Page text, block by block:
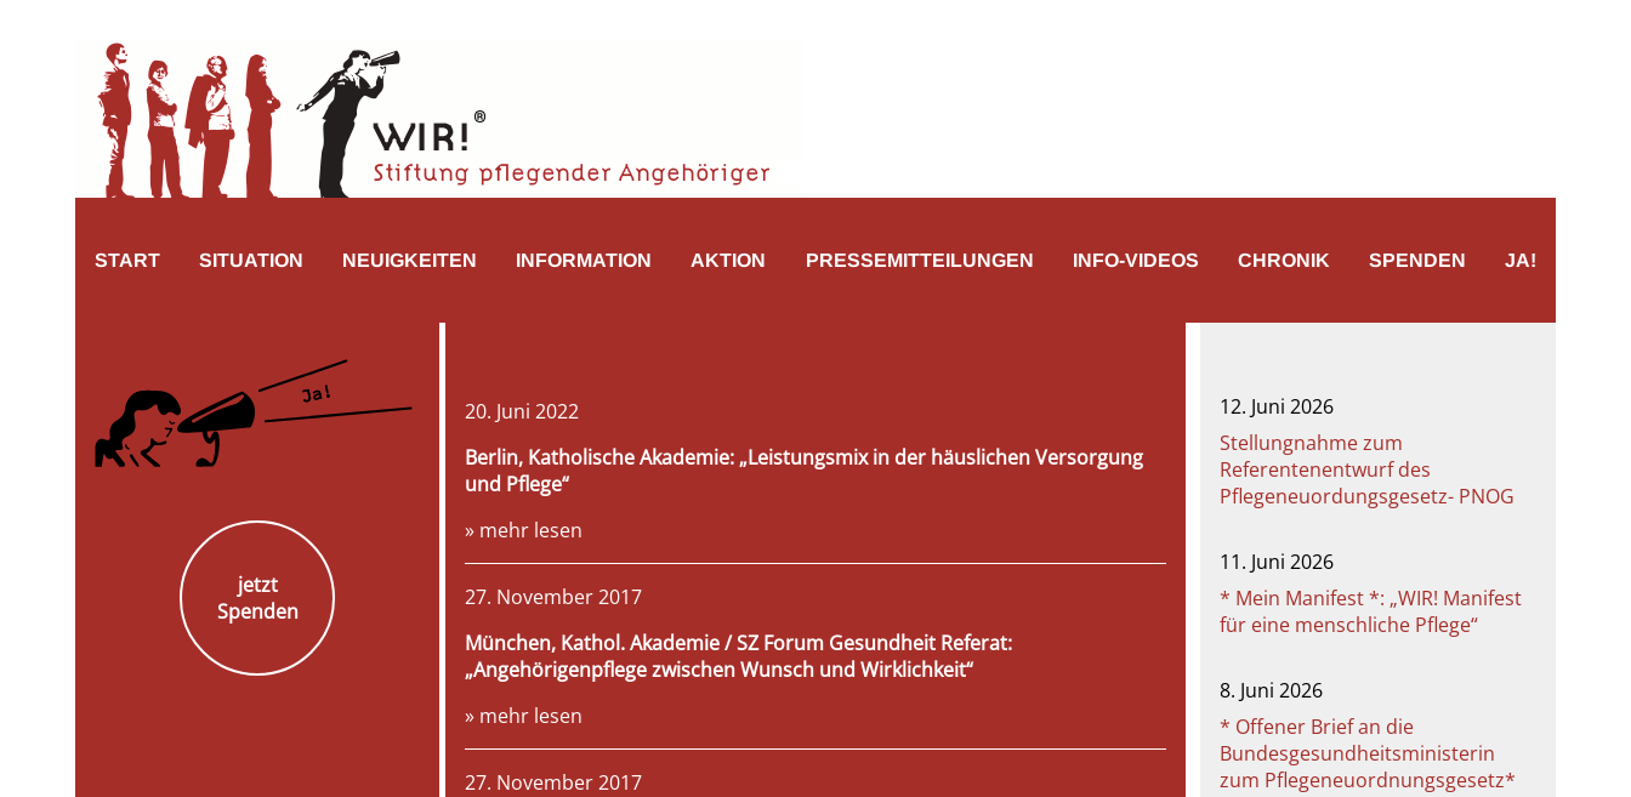
START SITUATION NEUIGKEITEN INFORMATION AKTION PRESSEMITTEILUNGEN INFO-VIDEOS CHRONIK SPENDEN JA!
jetzt
Spenden
20. Juni 2022
Berlin, Katholische Akademie: „Leistungsmix in der häuslichen Versorgung
und Pflege“
» mehr lesen
27. November 2017
München, Kathol. Akademie / SZ Forum Gesundheit Referat:
„Angehörigenpflege zwischen Wunsch und Wirklichkeit“
» mehr lesen
27. November 2017
12. Juni 2026
Stellungnahme zum
Referentenentwurf des
Pflegeneuordungsgesetz- PNOG
11. Juni 2026
* Mein Manifest *: „WIR! Manifest
für eine menschliche Pflege“
8. Juni 2026
* Offener Brief an die
Bundesgesundheitsministerin
zum Pflegeneuordnungsgesetz*